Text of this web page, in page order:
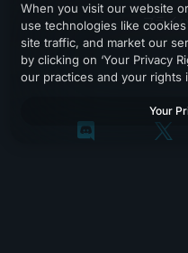
プライ
When you visit our website
use technologies like
site traffic, and market our
by clicking on ‘Your Privacy
our practices and your rights
Your